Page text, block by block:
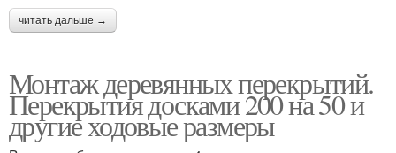
читать дальше →
Монтаж деревянных перекрытий.
Перекрытия досками 200 на 50 и
другие ходовые размеры